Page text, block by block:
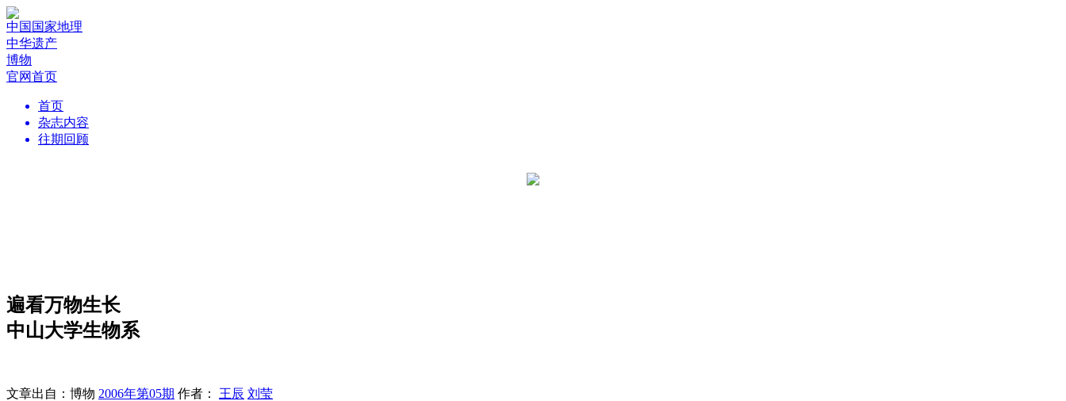
中国国家地理
中华遗产
博物
官网首页
首页
杂志内容
往期回顾
遍看万物生长
中山大学生物系
文章出自：博物 2006年第05期 作者： 王辰 刘莹